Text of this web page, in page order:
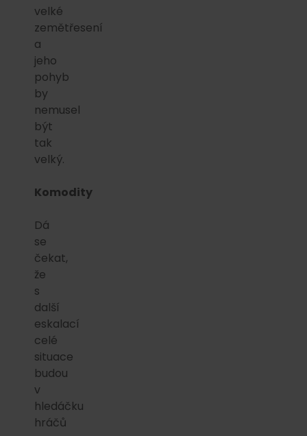
velké
zemětřesení
a
jeho
pohyb
by
nemusel
být
tak
velký.
Komodity
Dá
se
čekat,
že
s
další
eskalací
celé
situace
budou
v
hledáčku
hráčů